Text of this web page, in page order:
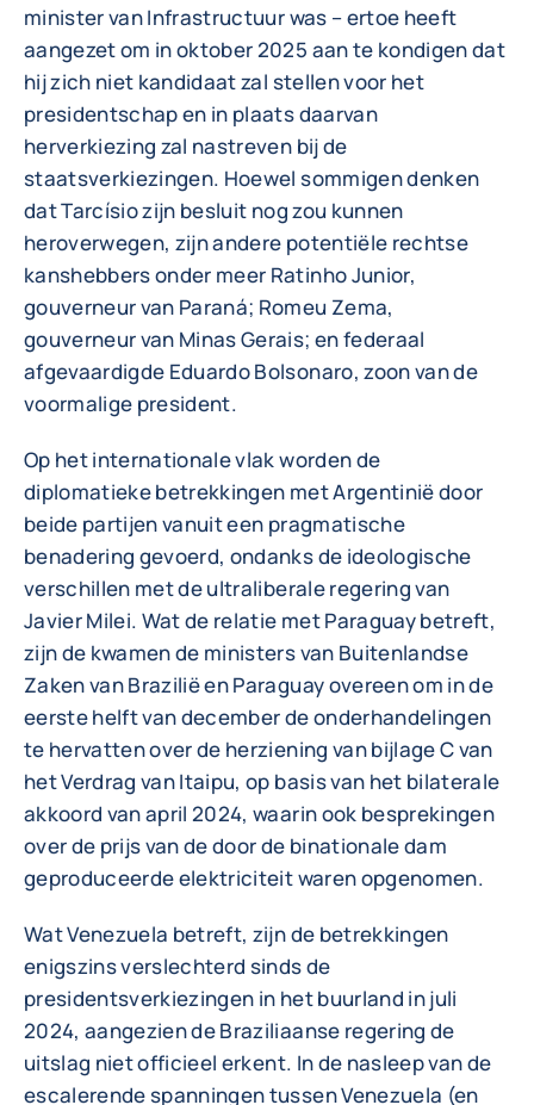
minister van Infrastructuur was – ertoe heeft
aangezet om in oktober 2025 aan te kondigen dat
hij zich niet kandidaat zal stellen voor het
presidentschap en in plaats daarvan
herverkiezing zal nastreven bij de
staatsverkiezingen. Hoewel sommigen denken
dat Tarcísio zijn besluit nog zou kunnen
heroverwegen, zijn andere potentiële rechtse
kanshebbers onder meer Ratinho Junior,
gouverneur van Paraná; Romeu Zema,
gouverneur van Minas Gerais; en federaal
afgevaardigde Eduardo Bolsonaro, zoon van de
voormalige president.
Op het internationale vlak worden de
diplomatieke betrekkingen met Argentinië door
beide partijen vanuit een pragmatische
benadering gevoerd, ondanks de ideologische
verschillen met de ultraliberale regering van
Javier Milei. Wat de relatie met Paraguay betreft,
zijn de kwamen de ministers van Buitenlandse
Zaken van Brazilië en Paraguay overeen om in de
eerste helft van december de onderhandelingen
te hervatten over de herziening van bijlage C van
het Verdrag van Itaipu, op basis van het bilaterale
akkoord van april 2024, waarin ook besprekingen
over de prijs van de door de binationale dam
geproduceerde elektriciteit waren opgenomen.
Wat Venezuela betreft, zijn de betrekkingen
enigszins verslechterd sinds de
presidentsverkiezingen in het buurland in juli
2024, aangezien de Braziliaanse regering de
uitslag niet officieel erkent. In de nasleep van de
escalerende spanningen tussen Venezuela (en